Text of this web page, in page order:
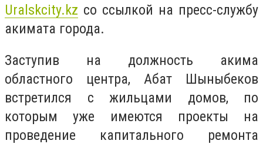
Uralskcity.kz со ссылкой на пресс-службу
акимата города.
Заступив на должность акима
областного центра, Абат Шыныбеков
встретился с жильцами домов, по
которым уже имеются проекты на
проведение капитального ремонта